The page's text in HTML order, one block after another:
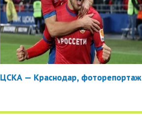
ЦСКА — Краснодар, фоторепортаж